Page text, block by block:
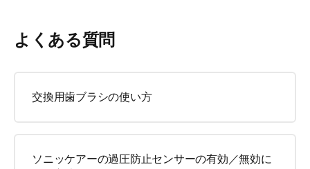
よくある質問
交換用歯ブラシの使い方
ソニッケアーの過圧防止センサーの有効／無効に